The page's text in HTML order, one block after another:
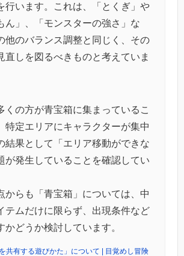
行います。これは、「とくぎ」や
ん」、「モンスターの強さ」な
他のバランス調整と同じく、その
直しを図るべきものと考えていま
くの方が青宝箱に集まっているこ
特定エリアにキャラクターが集中
結果として「エリア移動ができな
が発生していることを確認してい
からも「青宝箱」については、中
テムだけに限らず、出現条件など
かどうか検討しています。
共有する遊びかた」について | 目覚めし冒険